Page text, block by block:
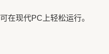
在现代PC上轻松运行。